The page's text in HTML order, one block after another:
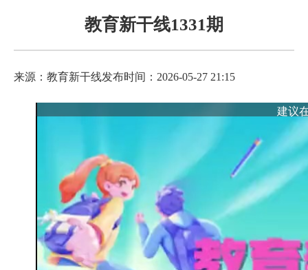
教育新干线1331期
来源：教育新干线发布时间：2026-05-27 21:15